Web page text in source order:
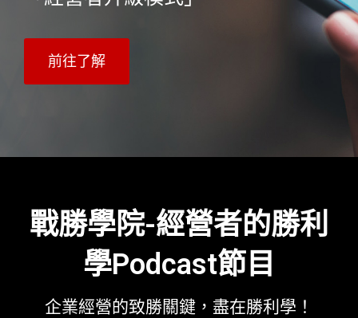
前往了解
戰勝學院-經營者的勝利
學Podcast節目
企業經營的致勝關鍵，盡在勝利學！